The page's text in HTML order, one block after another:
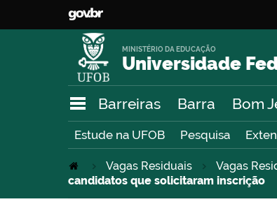
Universidade
MINISTÉRIO DA EDUCAÇÃO
Barreiras Barra Bom
Estude na UFOB Pesquisa
Vagas Residuais Vagas
candidatos que solicitaram inscrição